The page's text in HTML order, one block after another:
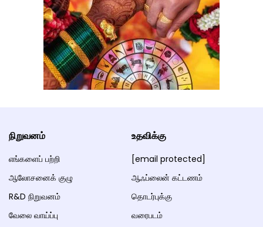
நிறுவனம்
எங்களைப் பற்றி
ஆலோசனைக் குழு
R&D நிறுவனம்
வேலை வாய்ப்பு
உதவிக்கு
[email protected]
ஆஃப்லைன் கட்டணம்
தொடர்புக்கு
வரைபடம்